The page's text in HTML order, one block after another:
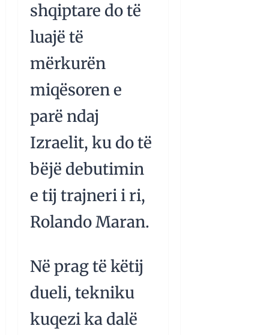
shqiptare do të
luajë të
mërkurën
miqësoren e
parë ndaj
Izraelit, ku do të
bëjë debutimin
e tij trajneri i ri,
Rolando Maran.
Në prag të këtij
dueli, tekniku
kuqezi ka dalë